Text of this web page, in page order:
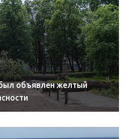
объявлен желтый